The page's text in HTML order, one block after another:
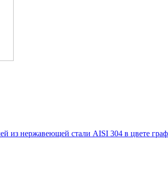
из нержавеющей стали AISI 304 в цвете